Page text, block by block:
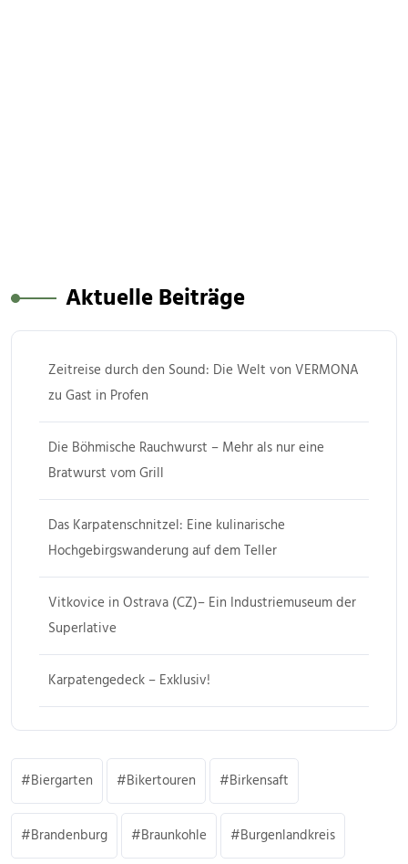
Aktuelle Beiträge
Zeitreise durch den Sound: Die Welt von VERMONA
zu Gast in Profen
Die Böhmische Rauchwurst – Mehr als nur eine
Bratwurst vom Grill
Das Karpatenschnitzel: Eine kulinarische
Hochgebirgswanderung auf dem Teller
Vitkovice in Ostrava (CZ)– Ein Industriemuseum der
Superlative
Karpatengedeck – Exklusiv!
Biergarten Bikertouren Birkensaft
Brandenburg Braunkohle Burgenlandkreis